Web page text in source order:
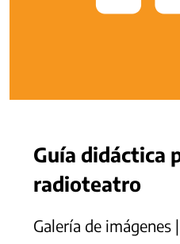
Guía didáctica
radioteatro
Galería de imágenes